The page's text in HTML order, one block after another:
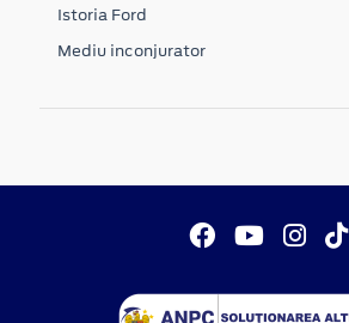
Istoria Ford
Mediu inconjurator